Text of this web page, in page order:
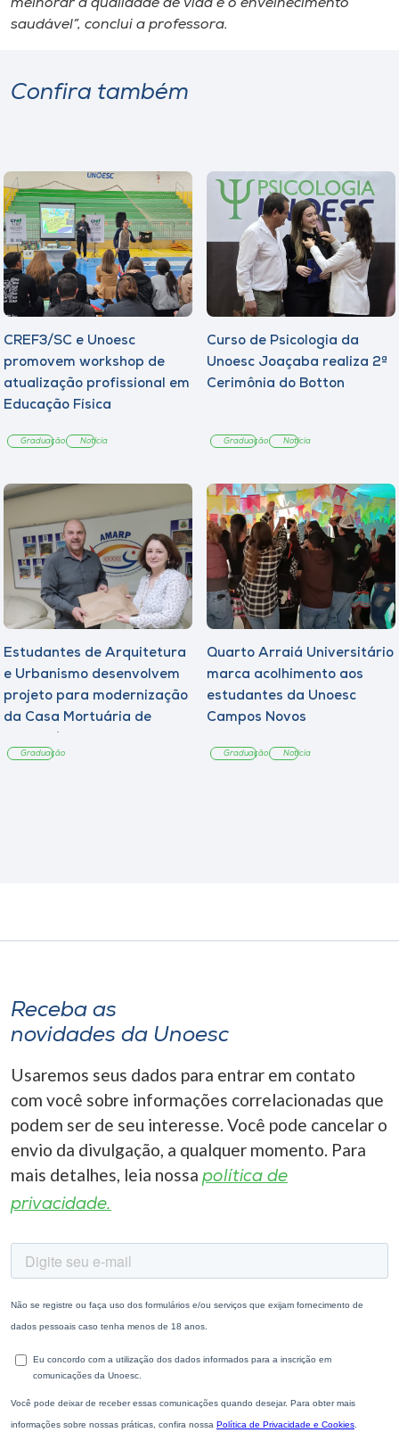
melhorar a qualidade de vida e o envelhecimento
saudável”, conclui a professora.
Confira também
CREF3/SC e Unoesc
promovem workshop de
atualização profissional em
Educação Física
Graduação Notícia
Curso de Psicologia da
Unoesc Joaçaba realiza 2ª
Cerimônia do Botton
Graduação Notícia
Estudantes de Arquitetura
e Urbanismo desenvolvem
projeto para modernização
da Casa Mortuária de
Graduação
Quarto Arraiá Universitário
marca acolhimento aos
estudantes da Unoesc
Campos Novos
Graduação Notícia
Receba as
novidades da Unoesc
Usaremos seus dados para entrar em contato
com você sobre informações correlacionadas que
podem ser de seu interesse. Você pode cancelar o
envio da divulgação, a qualquer momento. Para
mais detalhes, leia nossa política de
privacidade.